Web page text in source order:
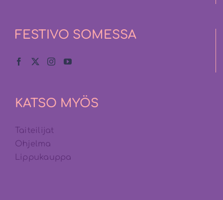
FESTIVO SOMESSA
KATSO MYÖS
Taiteilijat
Ohjelma
Lippukauppa